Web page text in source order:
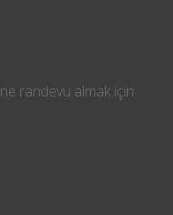
randevu almak için